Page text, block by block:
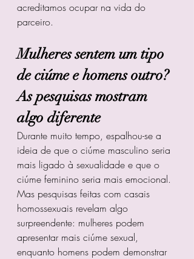
acreditamos ocupar na vida do
parceiro.
Mulheres sentem um tipo
de ciúme e homens outro?
As pesquisas mostram
algo diferente
Durante muito tempo, espalhou-se a
ideia de que o ciúme masculino seria
mais ligado à sexualidade e que o
ciúme feminino seria mais emocional.
Mas pesquisas feitas com casais
homossexuais revelam algo
surpreendente: mulheres podem
apresentar mais ciúme sexual,
enquanto homens podem demonstrar